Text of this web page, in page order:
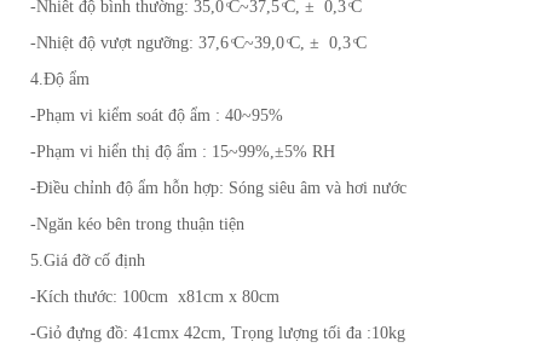
-Nhiêt độ bình thường: 35,0 ͦC~37,5 ͦC, ± 0,3 ͦC
-Nhiệt độ vượt ngưỡng: 37,6 ͦC~39,0 ͦC, ± 0,3 ͦC
4.Độ ẩm
-Phạm vi kiểm soát độ ẩm : 40~95%
-Phạm vi hiển thị độ ẩm : 15~99%,±5% RH
-Điều chỉnh độ ẩm hỗn hợp: Sóng siêu âm và hơi nước
-Ngăn kéo bên trong thuận tiện
5.Giá đỡ cố định
-Kích thước: 100cm x81cm x 80cm
-Giỏ đựng đồ: 41cmx 42cm, Trọng lượng tối đa :10kg